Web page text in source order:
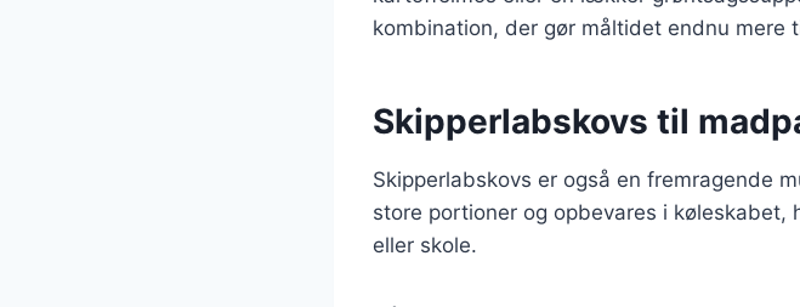
kombination, der gør måltidet endnu mere
Skipperlabskovs til
Skipperlabskovs er også en fremragende
store portioner og opbevares i
eller skole.